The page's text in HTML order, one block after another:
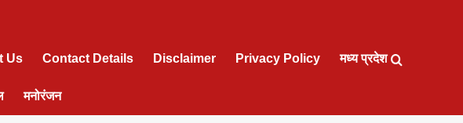
Us Contact Details Disclaimer Privacy Policy मध्य प्रदेश
मनोरंजन